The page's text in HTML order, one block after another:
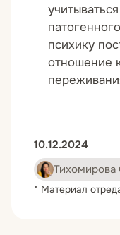
психику
отношение
10.12.2024
Тихомирова
* Материал